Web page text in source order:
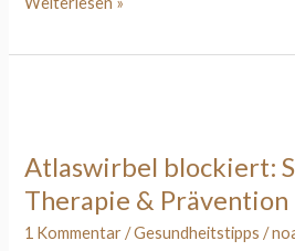
Atlaswirbel blockiert:
Therapie & Prävention
1 Kommentar /Gesundheitstipps /
Therapie
&
Prävention